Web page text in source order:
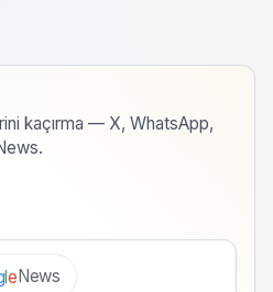
kaçırma — X, WhatsApp,
leNews